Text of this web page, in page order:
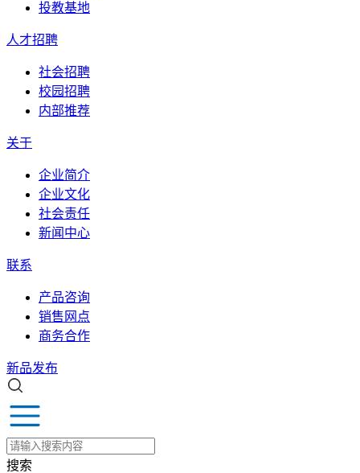
投教基地
人才招聘
社会招聘
校园招聘
内部推荐
关于
企业简介
企业文化
社会责任
新闻中心
联系
产品咨询
销售网点
商务合作
新品发布
搜索